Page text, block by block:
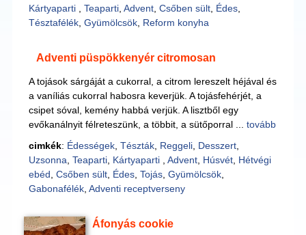
Kártyaparti
Teaparti, Advent, Csőben sült, Édes,
Tésztafélék, Gyümölcsök, Reform konyha
Adventi püspökkenyér citromosan
A tojások sárgáját a cukorral, a citrom lereszelt héjával és
a vaníliás cukorral habosra keverjük. A tojásfehérjét, a
csipet sóval, kemény habbá verjük. A lisztből egy
evőkanálnyit félreteszünk, a többit, a sütőporral ... tovább
cimkék: Édességek, Tészták, Reggeli, Desszert,
Uzsonna Teaparti, Kártyaparti Advent, Húsvét, Hétvégi
ebéd Csőben sült, Édes, Tojás, Gyümölcsök,
Gabonafélék, Adventi receptverseny
Áfonyás cookie